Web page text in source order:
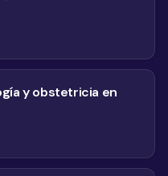
y obstetricia en